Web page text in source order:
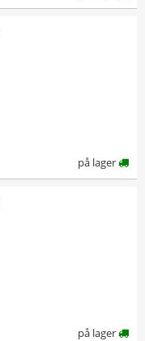
på lager
på lager